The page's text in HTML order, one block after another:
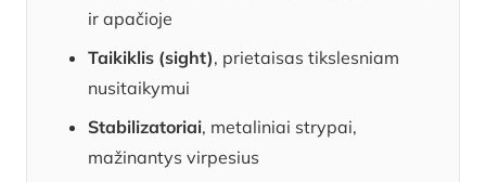
ir apačioje
Taikiklis (sight), prietaisas tikslesniam
nusitaikymui
Stabilizatoriai, metaliniai strypai,
mažinantys virpesius